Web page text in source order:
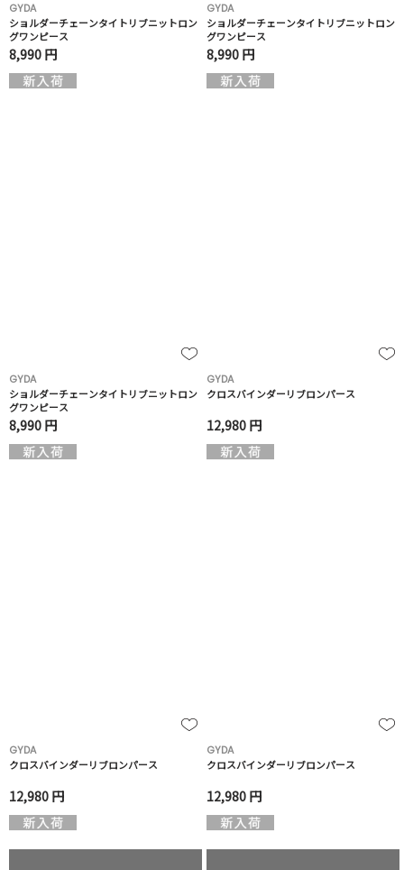
GYDA
ショルダーチェーンタイトリブニットロン
グワンピース
8,990 円
GYDA
ショルダーチェーンタイトリブニットロン
グワンピース
8,990 円
GYDA
ショルダーチェーンタイトリブニットロン
グワンピース
8,990 円
GYDA
クロスバインダーリブロンパース
12,980 円
GYDA
クロスバインダーリブロンパース
12,980 円
GYDA
クロスバインダーリブロンパース
12,980 円